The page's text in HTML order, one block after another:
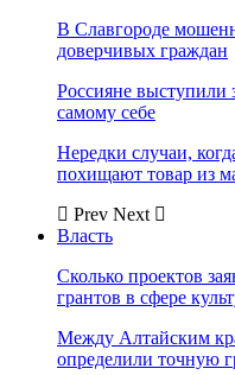
В Славгороде
доверчивых граждан
Россияне выступили
самому себе
Нередки случаи,
похищают товар из
Prev Next
Власть
Сколько проектов
грантов в сфере
Между Алтайским
определили точную